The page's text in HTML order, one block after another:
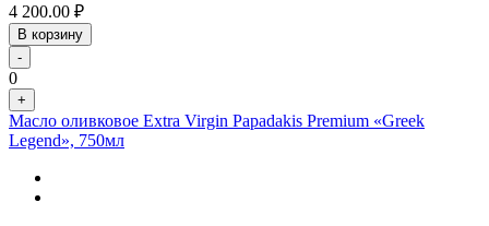
4 200.00 ₽
В корзину
-
0
+
Масло оливковое Extra Virgin Papadakis Premium «Greek
Legend», 750мл